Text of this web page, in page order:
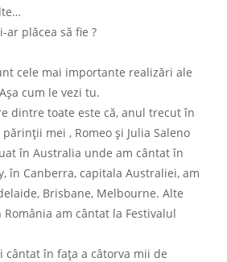
ar plăcea să fie ?
cele mai importante realizări ale
cum le vezi tu.
dintre toate este că, anul trecut în
mei , Romeo și Julia Saleno
în Australia unde am cântat în
în Canberra, capitala Australiei, am
Brisbane, Melbourne. Alte
am cântat la Festivalul
cântat în fața a câtorva mii de